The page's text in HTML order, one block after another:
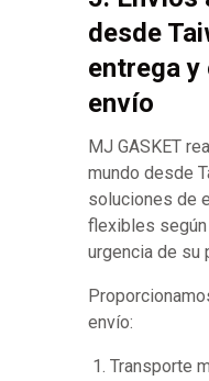
desde
entrega y
envío
MJ GASKET
mundo desde
soluciones de
flexibles
urgencia de su
envío:
Transporte